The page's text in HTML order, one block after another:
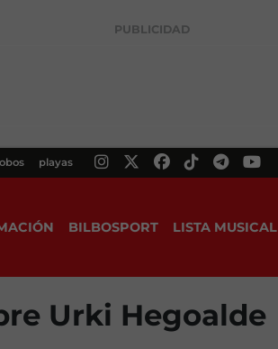
PUBLICIDAD
playas
BILBOSPORT LISTA MUSICAL
Urki Hegoalde